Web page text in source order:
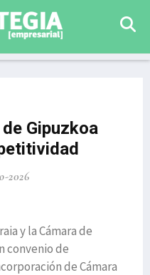
Gipuzkoa
2026
y la Cámara de
convenio de
de Cámara